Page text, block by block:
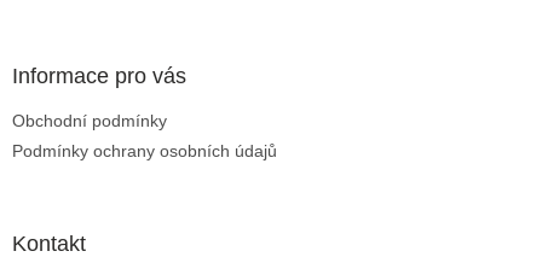
Informace pro vás
Obchodní podmínky
Podmínky ochrany osobních údajů
Kontakt